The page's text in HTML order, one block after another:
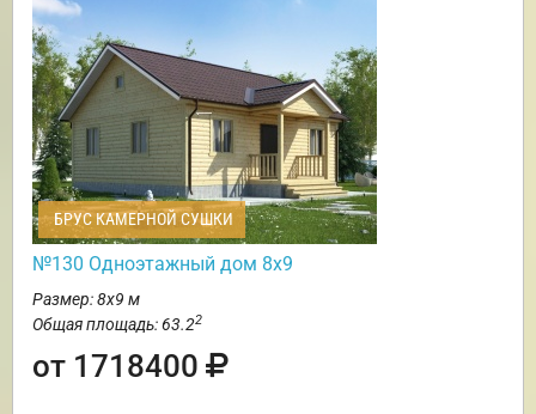
БРУС КАМЕРНОЙ СУШКИ
№130 Одноэтажный дом 8х9
Размер: 8х9 м
Общая площадь: 63.22
от 1718400